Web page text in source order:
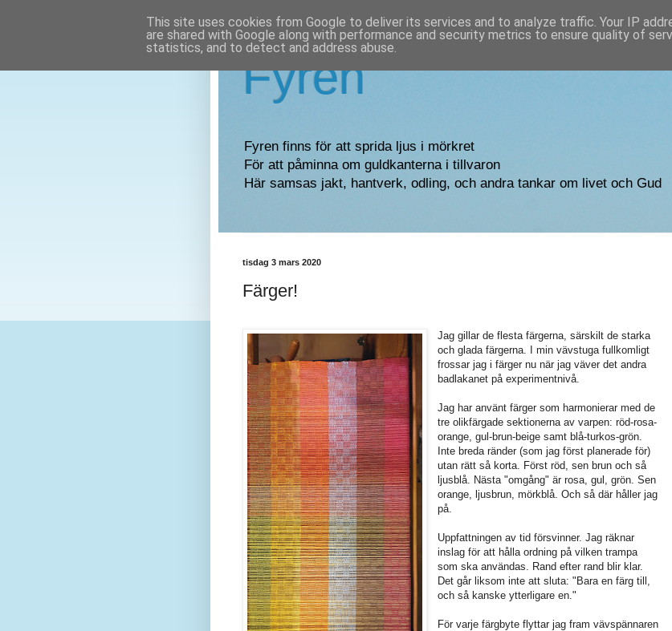
Fyren
Fyren finns för att sprida ljus i mörkret
För att påminna om guldkanterna i tillvaron
Här samsas jakt, hantverk, odling, och andra tankar om livet och Gud
tisdag 3 mars 2020
Färger!
Jag gillar de flesta färgerna, särskilt de starka
och glada färgerna. I min vävstuga fullkomligt
frossar jag i färger nu när jag väver det andra
badlakanet på experimentnivå.
Jag har använt färger som harmonierar med de
tre olikfärgade sektionerna av varpen: röd-rosa-
orange, gul-brun-beige samt blå-turkos-grön.
Inte breda ränder (som jag först planerade för)
utan rätt så korta. Först röd, sen brun och så
ljusblå. Nästa "omgång" är rosa, gul, grön. Sen
orange, ljusbrun, mörkblå. Och så där håller jag
på.
Uppfattningen av tid försvinner. Jag räknar
inslag för att hålla ordning på vilken trampa
som ska användas. Rand efter rand blir klar.
Det går liksom inte att sluta: "Bara en färg till,
och så kanske ytterligare en."
För varje färgbyte flyttar jag fram vävspännaren
This site uses cookies from Google to deliver its services and to analyze traffic. Your IP
are shared with Google along with performance and security metrics to ensure quality of
statistics, and to detect and address abuse.